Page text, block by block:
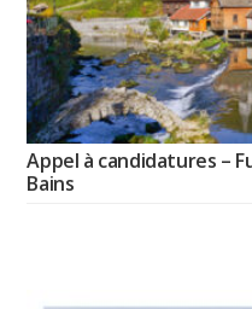
Appel à candidatures –
Bains